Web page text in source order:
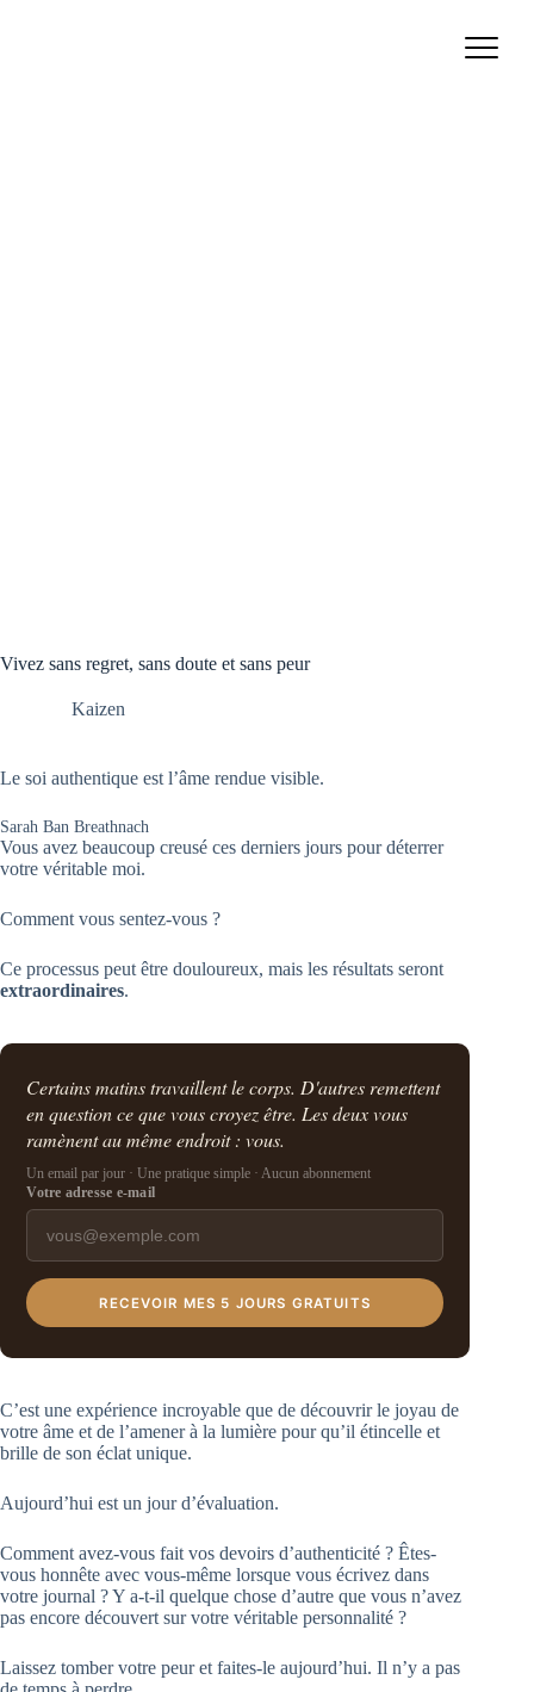
Vivez sans regret, sans doute et sans peur
Kaizen
Le soi authentique est l’âme rendue visible.
Sarah Ban Breathnach
Vous avez beaucoup creusé ces derniers jours pour déterrer
votre véritable moi.
Comment vous sentez-vous ?
Ce processus peut être douloureux, mais les résultats seront
extraordinaires.
Certains matins travaillent le corps. D'autres remettent
en question ce que vous croyez être. Les deux vous
ramènent au même endroit : vous.
Un email par jour · Une pratique simple · Aucun abonnement
Votre adresse e-mail
RECEVOIR MES 5 JOURS GRATUITS
C’est une expérience incroyable que de découvrir le joyau de
votre âme et de l’amener à la lumière pour qu’il étincelle et
brille de son éclat unique.
Aujourd’hui est un jour d’évaluation.
Comment avez-vous fait vos devoirs d’authenticité ? Êtes-
vous honnête avec vous-même lorsque vous écrivez dans
votre journal ? Y a-t-il quelque chose d’autre que vous n’avez
pas encore découvert sur votre véritable personnalité ?
Laissez tomber votre peur et faites-le aujourd’hui. Il n’y a pas